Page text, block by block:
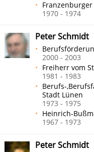
1970 - 1974
Peter Schmidt
2000 - 2003
Freiherr vom
1981 - 1983
Berufs-
Stadt Lünen
1973 - 1975
Heinrich-
1967 - 1973
Peter Schmidt